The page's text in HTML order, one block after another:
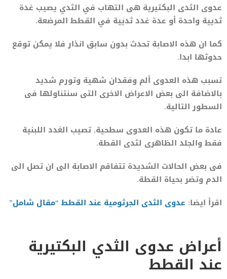
عدوى الثدى البكتيرية هى التهاب في الثدي يصيب غدة
ثديية واحدة أو عدة غدد ثديية في القطط المرضعة.
كما ان هذه الاصابة تحدث بدون سابق انذار فلا يمكن توقع
حدوثها ابدا.
تسبب هذه العدوى ألم وفقدان شهية وتورم شديد
بالاضافة الى بعض الاعراض الاخرى التى سنتناولها فى
السطور التالية.
عادة ما تكون هذه العدوى سطحية, تصيب الغدد اللبنية
فقط والجلد الظاهرى لثدى القطة.
فى بعض الحالات الشديدة تتفاقم الاصابة الى ان تصل الى
الدم وتضر بحياة القطة.
اقرأ ايضا: عدوى الثدى الجرثومية عند القطط “مقال شامل”
أعراض عدوى الثدي البكتيرية
عند القطط